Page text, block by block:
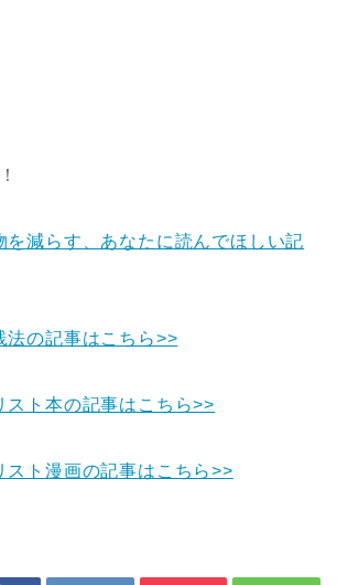
を減らす、あなたに読んでほしい記
法の記事はこちら>>
スト本の記事はこちら>>
スト漫画の記事はこちら>>